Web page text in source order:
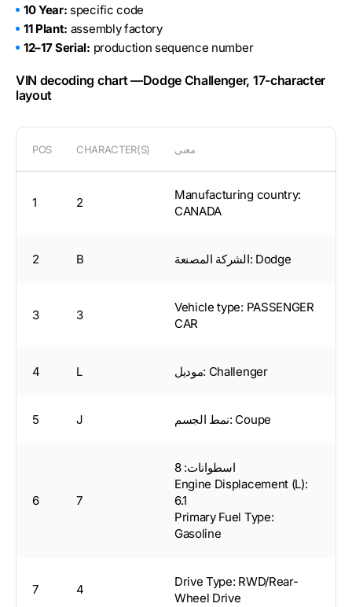
10 Year: specific code
11 Plant: assembly factory
12–17 Serial: production sequence number
VIN decoding chart —Dodge Challenger, 17-character
layout
POS CHARACTER(S) معنى
1 2
Manufacturing country:
CANADA
2 B الشركة المصنعة: Dodge
3 3
Vehicle type: PASSENGER
CAR
4 L موديل: Challenger
5 J نمط الجسم: Coupe
6 7
اسطوانات: 8
Engine Displacement (L):
6.1
Primary Fuel Type:
Gasoline
7 4
Drive Type: RWD/Rear-
Wheel Drive